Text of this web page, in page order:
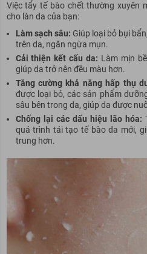
Việc tẩy tế bào chết thường xuyên
cho làn da của bạn:
Làm sạch sâu: Giúp loại bỏ bụi
trên da, ngăn ngừa mụn.
Cải thiện kết cấu da: Làm mịn
giúp da trở nên đều màu hơn.
Tăng cường khả năng hấp thụ
được loại bỏ, các sản phẩm
sâu bên trong da, giúp da được
Chống lại các dấu hiệu lão hóa:
quá trình tái tạo tế bào da mới,
trung hơn.